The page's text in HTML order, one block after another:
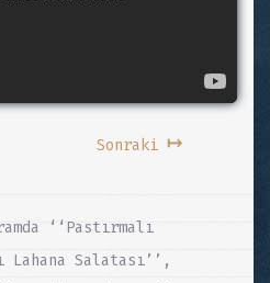
Sonraki ↦
‘‘Pastırmalı
Lahana Salatası’’,